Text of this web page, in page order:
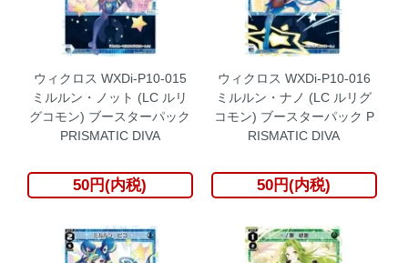
ウィクロス WXDi-P10-015
ミルルン・ノット (LC ルリ
グコモン) ブースターパック
PRISMATIC DIVA
50円(内税)
ウィクロス WXDi-P10-016
ミルルン・ナノ (LC ルリグ
コモン) ブースターパック P
RISMATIC DIVA
50円(内税)